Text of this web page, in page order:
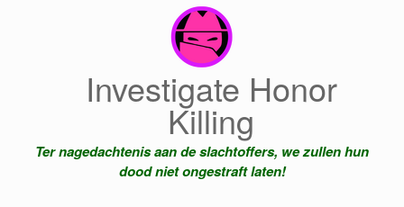
Investigate Honor
Killing
Ter nagedachtenis aan de slachtoffers, we zullen hun
dood niet ongestraft laten!